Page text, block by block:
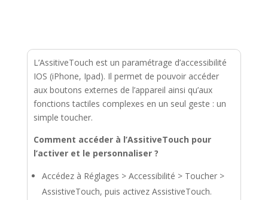
L’AssitiveTouch est un paramétrage d’accessibilité
IOS (iPhone, Ipad). Il permet de pouvoir accéder
aux boutons externes de l’appareil ainsi qu’aux
fonctions tactiles complexes en un seul geste : un
simple toucher.
Comment accéder à l’AssitiveTouch pour
l’activer et le personnaliser ?
Accédez à Réglages > Accessibilité > Toucher >
AssistiveTouch, puis activez AssistiveTouch.